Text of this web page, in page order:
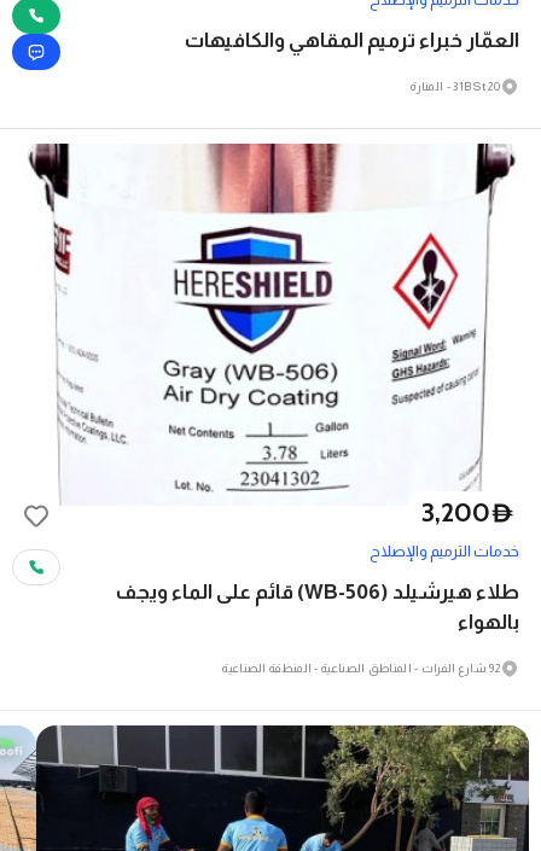
العمّار خبراء ترميم المقاهي والكافيهات
20 31B St - المنارة
D
3,200
خدمات الترميم والإصلاح
طلاء هيرشيلد (WB-506) قائم على الماء ويجف
بالهواء
92 شارع الفرات - المناطق الصناعية - المنطقة الصناعية